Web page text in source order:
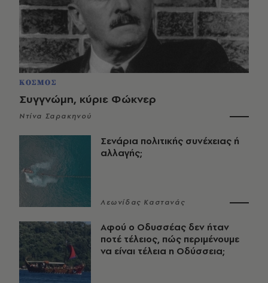
ΚΟΣΜΟΣ
Συγγνώμη, κύριε Φώκνερ
Ντίνα Σαρακηνού
Σενάρια πολιτικής συνέχειας ή
αλλαγής;
Λεωνίδας Καστανάς
Αφού ο Οδυσσέας δεν ήταν
ποτέ τέλειος, πώς περιμένουμε
να είναι τέλεια η Οδύσσεια;